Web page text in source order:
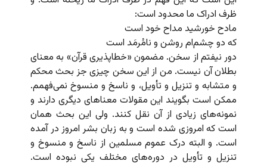
ظرف ادراک ما محدود است:
مادح خورشید مداح خود است
که دو چشم‌ام روشن و نامُرمَد است
دور نیفتم از سخن. مضمون «خطا‌پذیری قرآن» به معنای
بطلان آن نیست. من از این سخن چیزی جز بحث محکم
و متشابه و تنزیل و تأویل، و ناسخ و منسوخ نمی‌فهمم.
ممکن است بگویند این مقولات معناهای دیگری دارند و
نمونه‌های زیادی از آن نقل کنند. ولی این بحث همان
است که امروزی شده است و به زبان بشر امروز در آمده
است. و البته درک عموم مسلمین از ناسخ و منسوخ و
تنزیل و تأویل در دوره‌های مختلف یکی نبوده است.